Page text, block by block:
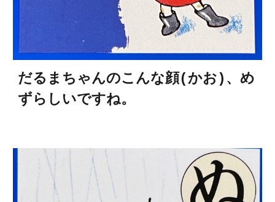
だるまちゃんのこんな顔(かお)、め
ずらしいですね。